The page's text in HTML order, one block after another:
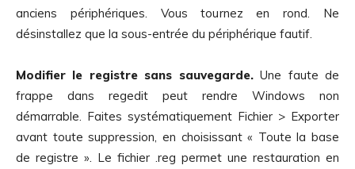
anciens périphériques. Vous tournez en rond. Ne
désinstallez que la sous-entrée du périphérique fautif.
Modifier le registre sans sauvegarde.Une faute de
frappe dans regedit peut rendre Windows non
démarrable. Faites systématiquement Fichier > Exporter
avant toute suppression, en choisissant « Toute la base
de registre ». Le fichier .reg permet une restauration en